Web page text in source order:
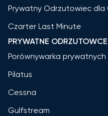
Prywatny Odrzutowiec dla
Czarter Last Minute
PRYWATNE ODRZUTOWCE
Porównywarka
Pilatus
Cessna
Gulfstream